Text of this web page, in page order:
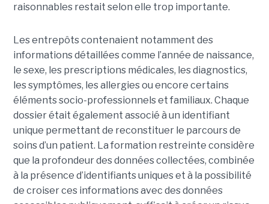
raisonnables restait selon elle trop importante.
Les entrepôts contenaient notamment des
informations détaillées comme l’année de naissance,
le sexe, les prescriptions médicales, les diagnostics,
les symptômes, les allergies ou encore certains
éléments socio-professionnels et familiaux. Chaque
dossier était également associé à un identifiant
unique permettant de reconstituer le parcours de
soins d’un patient. La formation restreinte considère
que la profondeur des données collectées, combinée
à la présence d’identifiants uniques et à la possibilité
de croiser ces informations avec des données